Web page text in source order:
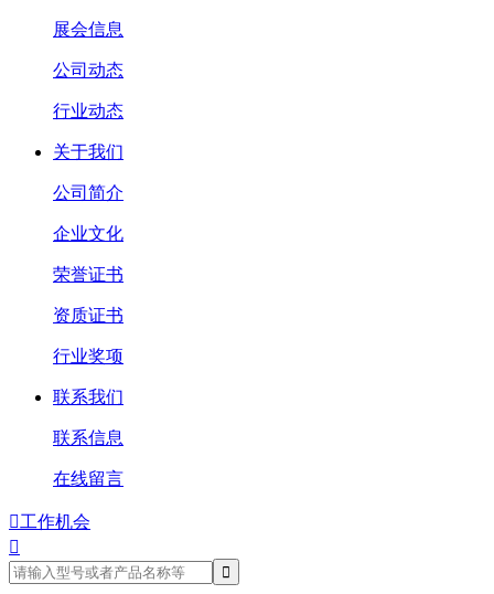
展会信息
公司动态
行业动态
关于我们
公司简介
企业文化
荣誉证书
资质证书
行业奖项
联系我们
联系信息
在线留言
工作机会
